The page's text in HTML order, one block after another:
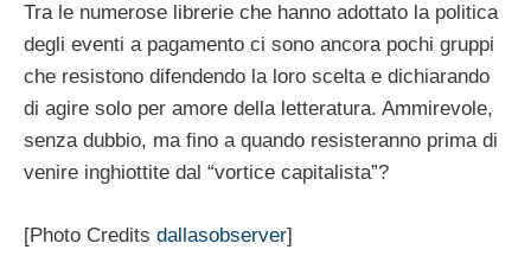
Tra le numerose librerie che hanno adottato la politica
degli eventi a pagamento ci sono ancora pochi gruppi
che resistono difendendo la loro scelta e dichiarando
di agire solo per amore della letteratura. Ammirevole,
senza dubbio, ma fino a quando resisteranno prima di
venire inghiottite dal “vortice capitalista”?
[Photo Credits dallasobserver]